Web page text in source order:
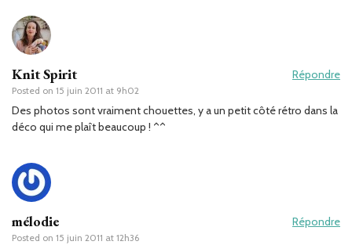
Knit Spirit
Posted on 15 juin 2011 at 9h02
Répondre
Des photos sont vraiment chouettes, y a un petit côté rétro dans la
déco qui me plaît beaucoup ! ^^
mélodie
Posted on 15 juin 2011 at 12h36
Répondre